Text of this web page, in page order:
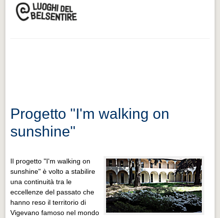
Progetto "I'm walking on
sunshine"
Il progetto "I'm walking on
sunshine" è volto a stabilire
una continuità tra le
eccellenze del passato che
hanno reso il territorio di
Vigevano famoso nel mondo